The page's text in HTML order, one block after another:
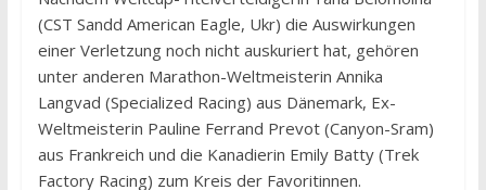
(CST Sandd American Eagle, Ukr) die Auswirkungen
einer Verletzung noch nicht auskuriert hat, gehören
unter anderen Marathon-Weltmeisterin Annika
Langvad (Specialized Racing) aus Dänemark, Ex-
Weltmeisterin Pauline Ferrand Prevot (Canyon-Sram)
aus Frankreich und die Kanadierin Emily Batty (Trek
Factory Racing) zum Kreis der Favoritinnen.